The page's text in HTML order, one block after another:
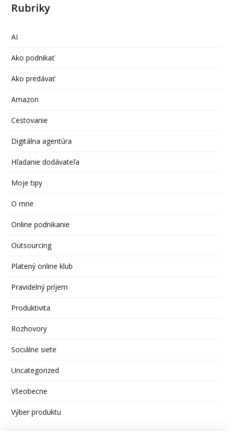
Rubriky
AI
Ako podnikať
Ako predávať
Amazon
Cestovanie
Digitálna agentúra
Hľadanie dodávateľa
Moje tipy
O mne
Online podnikanie
Outsourcing
Platený online klub
Pravidelný príjem
Produktivita
Rozhovory
Sociálne siete
Uncategorized
Všeobecne
Výber produktu